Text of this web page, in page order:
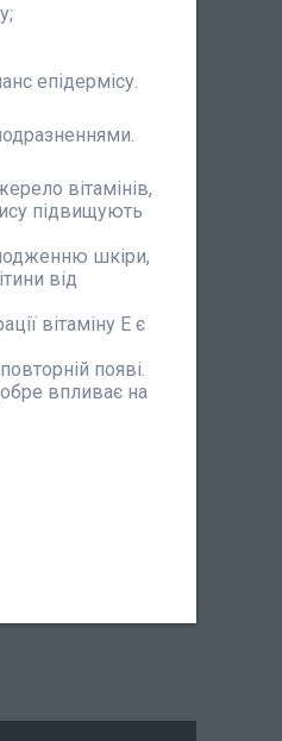
епідермісу.
вітамінів,
підвищують
шкіри,
від
вітаміну Е є
появі.
впливає на